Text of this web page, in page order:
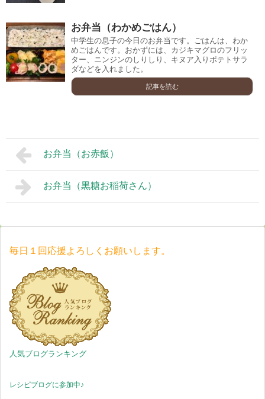
お弁当（わかめごはん）
中学生の息子の今日のお弁当です。ごはんは、わか
めごはんです。おかずには、カジキマグロのフリッ
ター、ニンジンのしりしり、キヌア入りポテトサラ
ダなどを入れました。
記事を読む
お弁当（お赤飯）
お弁当（黒糖お稲荷さん）
毎日１回応援よろしくお願いします。
人気ブログランキング
レシピブログに参加中♪